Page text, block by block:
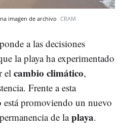
imagen de archivo CRAM
a las decisiones
la playa ha experimentado
el cambio climático,
Frente a esta
promoviendo un nuevo
de laplaya.